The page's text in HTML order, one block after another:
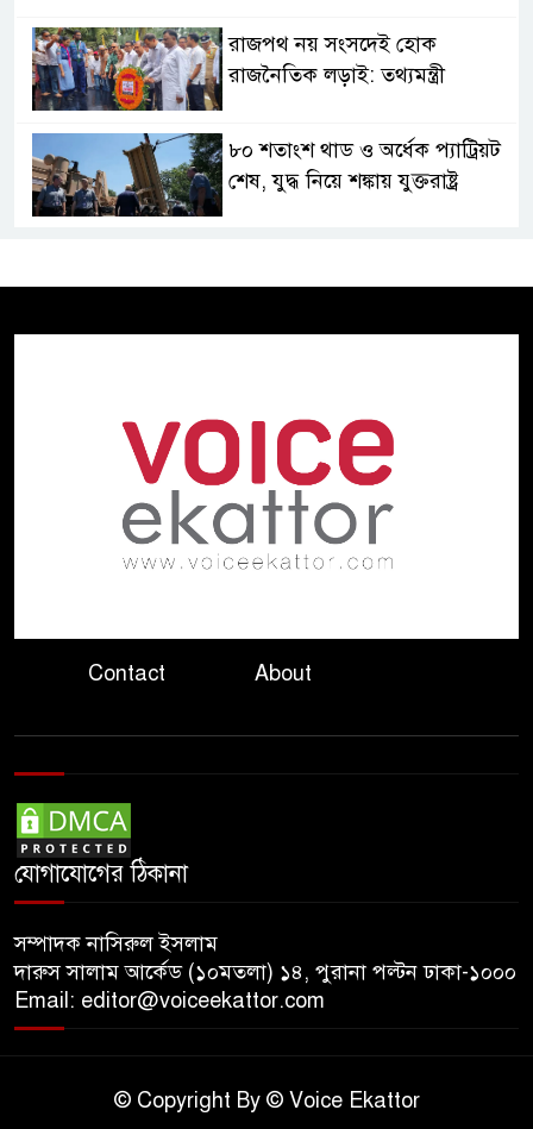
রাজপথ নয় সংসদেই হোক
রাজনৈতিক লড়াই: তথ্যমন্ত্রী
৮০ শতাংশ থাড ও অর্ধেক প্যাট্রিয়ট
শেষ, যুদ্ধ নিয়ে শঙ্কায় যুক্তরাষ্ট্র
গণভবনে শেষ পরিকল্পনা, তবু
প্রধানমন্ত্রী
ইসলামের সবচেয়ে বেশি ক্ষতি
করেছে জামায়াত: নুরুল হক নুর
বাংলাদেশ গড়তে হবে: ভারপ্রাপ্ত
রাষ্ট্রপতি
শহীদের আত্মত্যাগে গড়ে ওঠা জাতীয়
Contact About
যোগাযোগের ঠিকানা
সম্পাদক নাসিরুল ইসলাম
দারুস সালাম আর্কেড (১০মতলা) ১৪, পুরানা পল্টন ঢাকা-১০০০
Email: editor@voiceekattor.com
© Copyright By © Voice Ekattor